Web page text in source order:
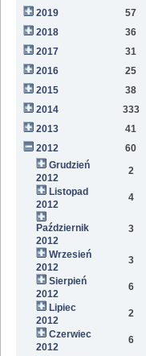
2019
57
2018
36
2017
31
2016
25
2015
38
2014
333
2013
41
2012
60
Grudzień
2012
2
Listopad
2012
4
Październik
2012
3
Wrzesień
2012
3
Sierpień
2012
6
Lipiec
2012
2
Czerwiec
2012
6